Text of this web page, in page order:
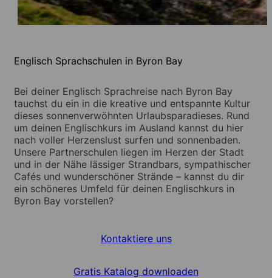
Englisch Sprachschulen in Byron Bay
Bei deiner Englisch Sprachreise nach Byron Bay
tauchst du ein in die kreative und entspannte Kultur
dieses sonnenverwöhnten Urlaubsparadieses. Rund
um deinen Englischkurs im Ausland kannst du hier
nach voller Herzenslust surfen und sonnenbaden.
Unsere Partnerschulen liegen im Herzen der Stadt
und in der Nähe lässiger Strandbars, sympathischer
Cafés und wunderschöner Strände – kannst du dir
ein schöneres Umfeld für deinen Englischkurs in
Byron Bay vorstellen?
Kontaktiere uns
Gratis Katalog downloaden